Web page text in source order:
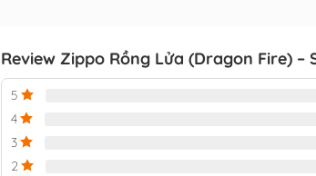
Review Zippo Rồng Lửa (Dragon Fire) –
5
4
3
2